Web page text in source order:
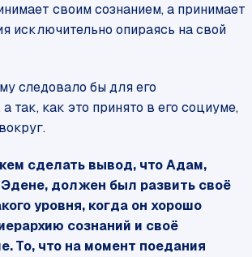
своим сознанием, а принимает
исключительно опираясь на свой
следовало бы для его
так, как это принято в его социуме,
сделать вывод, что Адам,
Эдене, должен был развить своё
уровня, когда он хорошо
сознаний и своё
То, что на момент поедания